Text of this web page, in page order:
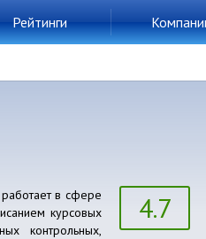
Рейтинги
в сфере
курсовых
контрольных,
4.7